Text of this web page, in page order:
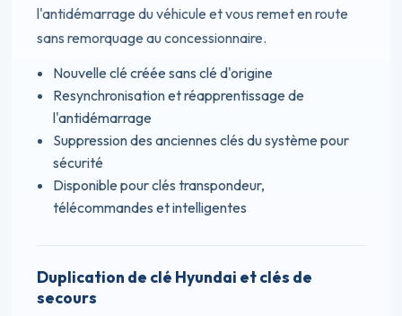
l'antidémarrage du véhicule et vous remet en route
sans remorquage au concessionnaire.
Nouvelle clé créée sans clé d'origine
Resynchronisation et réapprentissage de
l'antidémarrage
Suppression des anciennes clés du système pour
sécurité
Disponible pour clés transpondeur,
télécommandes et intelligentes
Duplication de clé Hyundai et clés de
secours